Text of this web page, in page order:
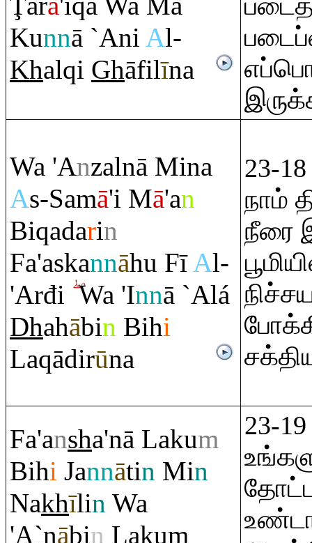
Kunnā `Ani Al-
Khalqi Ghāfilīna
Wa 'Anzalnā Mina
As-Samā'i Mā'an
Biqadarin
Fa'askannāhu FīAl-
'Arđi Wa 'Innā `Alá
Dhahābin Bihi
Laqādirūna
23-
நாம்
நீரை
Fa'ansha'nā Lakum
Bihi Jannātin Min
Nakhīlin Wa
'A`nābin Lakum
23-